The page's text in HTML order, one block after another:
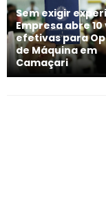
Sem exigir
Empresa abre
efetivas para
de Máquina em
Camaçari